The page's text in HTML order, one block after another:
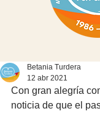
Betania Turdera
12 abr 2021
Con gran alegría
noticia de que el